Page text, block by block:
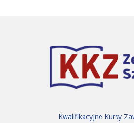
Kwalifikacyjne Kursy